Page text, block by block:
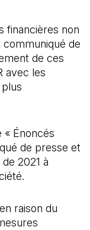
financières non
de
de ces
avec les
« Énoncés
de presse et
2021 à
raison du